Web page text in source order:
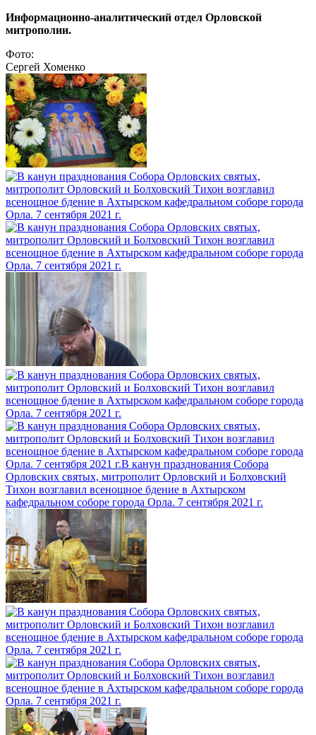
Информационно-аналитический отдел Орловской
митрополии.
Фото:
Сергей Хоменко